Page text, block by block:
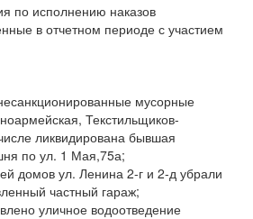
по исполнению наказов
в отчетном периоде с участием
мусорные
Текстильщиков-
ликвидирована бывшая
по ул. 1 Мая,75а;
домов ул. Ленина 2-г и 2-д убрали
частный гараж;
уличное водоотведение